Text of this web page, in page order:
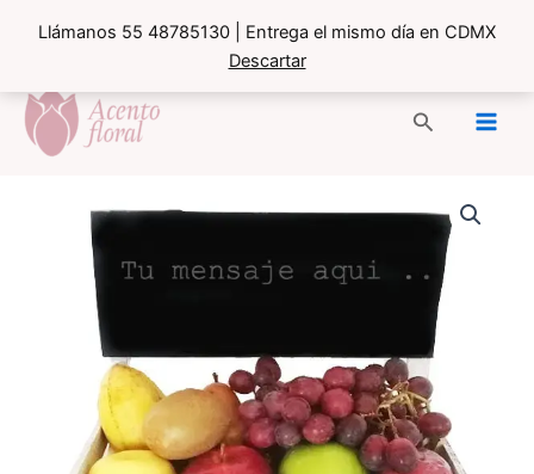
Llámanos 55 48785130 | Entrega el mismo día en CDMX
Descartar
contenido
Buscar